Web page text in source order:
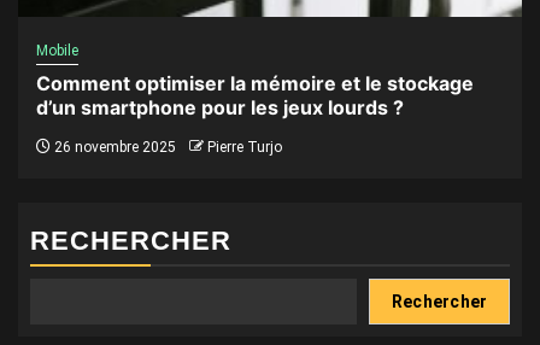
Mobile
Comment optimiser la mémoire et le stockage
d’un smartphone pour les jeux lourds ?
26 novembre 2025 Pierre Turjo
RECHERCHER
Rechercher